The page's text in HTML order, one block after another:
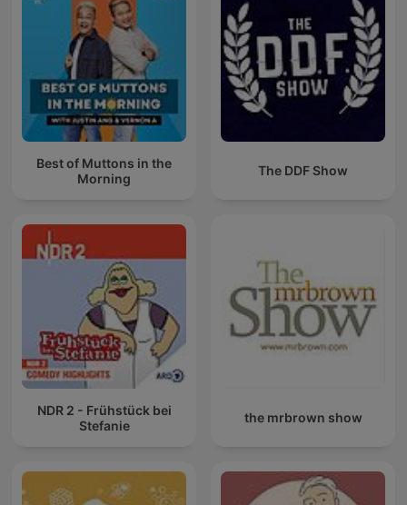
Best of Muttons in the
Morning
The DDF Show
NDR 2 - Frühstück bei
Stefanie
the mrbrown show